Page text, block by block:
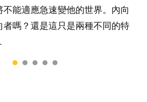
能適應急速變他的世界。內向
者嗎？還是這只是兩種不同的特
，總被遺漏——關注自己的情緒